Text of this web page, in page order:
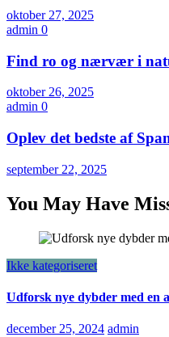
oktober 27, 2025
admin 0
Find ro og nærvær i
oktober 26, 2025
admin 0
Oplev det bedste af
september 22, 2025
You May Have
Ikke kategoriseret
Udforsk nye dybder med en
december 25, 2024 admin